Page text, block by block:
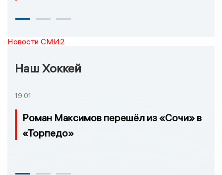
Новости СМИ2
Наш Хоккей
19:01
Роман Максимов перешёл из «Сочи» в
«Торпедо»